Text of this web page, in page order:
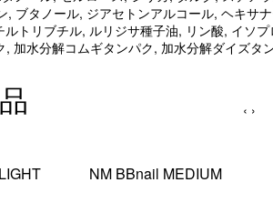
, ブタノール, ジアセトンアルコール, ヘキサ
トリブチル, ルリジサ種子油, リン酸, イソ
加水分解コムギタンパク, 加水分解ダイズタ
NM BBnail MEDIUM
‹ ›